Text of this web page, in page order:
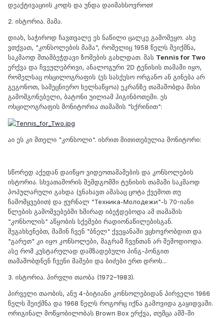
დეაქტივაციის კოდს და უნდა დაიმახსოვროთ!
2. ისტორია. მამა.
დიახ, საჭიროდ ჩავთვალე ეს ნაწილი ცალკე გამომეყო. ასე
ვთქვათ, "კონსოლების მამა", რომელიც 1958 წელს შეიქმნა,
საკმაოდ შთამბეჭდავი ზომების გახლდათ. მას Tennis for Two
ერქვა და ჩვეულებრივი, ანალოგური 2D ტენისის თამაში იყო,
რომელსაც ოსცილოგრაფის (ეს სასქესო ორგანო ან გინება არ
გეგონოთ, სამეცნიერო ხელსაწყოა) ეკრანზე თამაშობდა მისი
გამომგონებელი, ბატონი უილიამ ჰიგინბოთემი. ეს
ოსცილოგრაფის მონიტორია თამაშის "სქრინით":
აი ეს კი მთელი "კონსოლი". ისრით მითითებულია მონიტორი:
სწორედ აქედან დაიწყო ვიდეოთამაშების და კონსოლების
ისტორია. სხვათაშორის შემდგომში ტენისის თამაში საკმაოდ
პოპულარული გახდა (ვნახავთ ამასაც ცოტა ქვემოთ თუ
ჩამომყვებით) და ჟურნალ "Техника-Молодежи"-ს 70-იანი
წლების გამოშვებებში ხშირად იბეჭდებოდა ამ თამაშის
"კონსოლის" აწყობის სქემები რადიონაწილებისგან.
შეგახსენებთ, მაშინ ჩვენ "ბნელ" ქვეყანაში ვცხოვრობდით და
"გარეთ" კი იყო კონსოლები, მაგრამ ჩვენთან არ შემოდიოდა.
ასე რომ კუსტარულად დამზადებული პინგ-პონგით
თამაშობდნენ ჩვენი მამები და ბიძები ერთ დროს...
3. ისტორია. პირვლი თაობა (1972–1983).
პირველი თაობის, ანუ 4-ბიტიანი კონსოლებიდან პირველი 1966
წელს შეიქმნა და 1968 წელს როგორც იქნა გამოვიდა გაყიდვაში.
ორიგინალ მოწყობილობას Brown Box ერქვა, თუმცა აშშ-ში